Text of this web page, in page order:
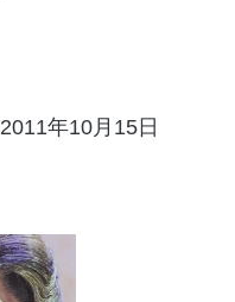
2011年10月15日